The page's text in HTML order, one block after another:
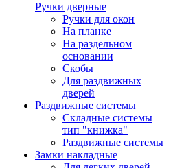
Ручки дверные
Ручки для окон
На планке
На раздельном
основании
Скобы
Для раздвижных
дверей
Раздвижные системы
Складные системы
тип "книжка"
Раздвижные системы
Замки накладные